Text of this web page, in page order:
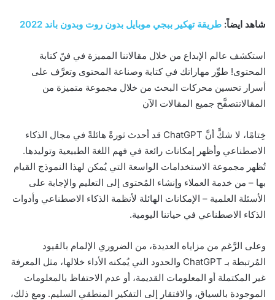
شاهد ايضاً: طريقة تهكير ببجي موبايل بدون روت وبدون باند 2022
استكشف عالم الإبداع من خلال مقالاتنا المميزة في فنّ كتابة
المحتوى! طوِّر مهاراتك في كتابة وصناعة المحتوى وتعرَّف على
أسرار تحسين محركات البحث من خلال مجموعة متميزة من
المقالاتتصفَّح جميع المقالات الآن
خِتامًا، لا شكَّ أنَّ ChatGPT قد أحدث ثورةً هائلةً في مجال الذكاء
الاصطناعي وأظهر إمكانات رائعة في فهم اللغة الطبيعية وتوليدها.
تُظهر مجموعة الاستخدامات الواسعة التي يُمكن لهذا النموذج القيام
بها – من خدمة العملاء وإنشاء المُحتوى إلى التعليم والإجابة على
الأسئلة العلمية – الإمكانات الهائلة لأنظمة الذكاء الاصطناعي وأدوات
الذكاء الاصطناعي في حياتنا اليومية.
وعلى الرَّغم من مزاياه العديدة، من الضروري الإلمام بالقيود
المُرتبطة بـ ChatGPT والحدود التي يُمكنه الأداء خلالها، مثل المعرفة
غير المكتملة أو المعلومات القديمة، أو عدم الاحتفاظ بالمعلومات
الموجودة بالسياق، والافتقار إلى التفكير المنطقي السليم. ومع ذلك،